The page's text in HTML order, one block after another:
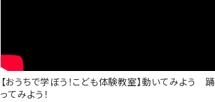
【おうちで学ぼう！こども体験教室】動いてみよう 踊
ってみよう！